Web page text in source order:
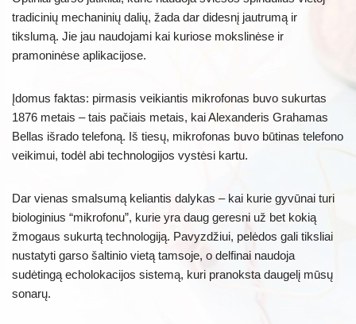
tradicinių mechaninių dalių, žada dar didesnį jautrumą ir
tikslumą. Jie jau naudojami kai kuriose mokslinėse ir
pramoninėse aplikacijose.
Įdomus faktas: pirmasis veikiantis mikrofonas buvo sukurtas
1876 metais – tais pačiais metais, kai Alexanderis Grahamas
Bellas išrado telefoną. Iš tiesų, mikrofonas buvo būtinas telefono
veikimui, todėl abi technologijos vystėsi kartu.
Dar vienas smalsumą keliantis dalykas – kai kurie gyvūnai turi
biologinius “mikrofonu”, kurie yra daug geresni už bet kokią
žmogaus sukurtą technologiją. Pavyzdžiui, pelėdos gali tiksliai
nustatyti garso šaltinio vietą tamsoje, o delfinai naudoja
sudėtingą echolokacijos sistemą, kuri pranoksta daugelį mūsų
sonarų.